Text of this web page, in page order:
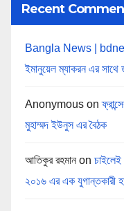
Recent
Bangla News |
ইমানুয়েল ম্যাকরন এর সাথে
Anonymous on
মুহাম্মদ ইউনুস এর বৈঠক
আতিকুর রহমান on
২০১৬ এর এক যুগান্তকারী